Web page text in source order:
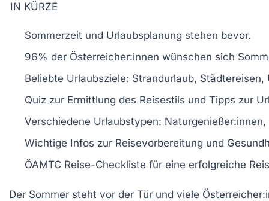
IN KÜRZE
Sommerzeit und Urlaubsplanung stehen bevor.
96% der Österreicher:innen wünschen sich
Beliebte Urlaubsziele: Strandurlaub, Städtereisen,
Quiz zur Ermittlung des Reisestils und Tipps zur
Verschiedene Urlaubstypen: Naturgenießer:innen,
Wichtige Infos zur Reisevorbereitung und
ÖAMTC Reise-Checkliste für eine erfolgreiche
Der Sommer steht vor der Tür und viele